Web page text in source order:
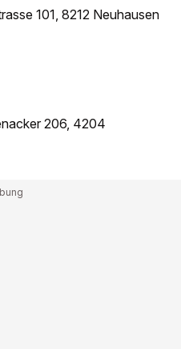
101, 8212 Neuhausen
206, 4204